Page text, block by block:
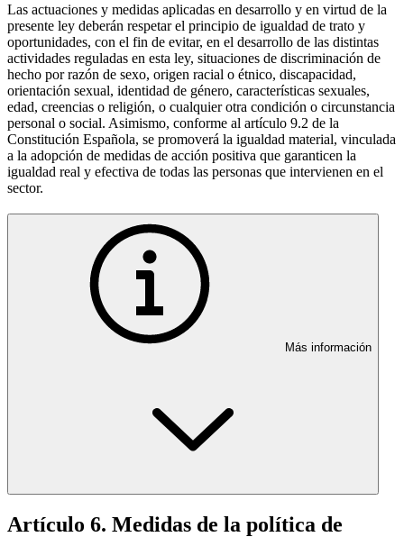
Las actuaciones y medidas aplicadas en desarrollo y en virtud de la
presente ley deberán respetar el principio de igualdad de trato y
oportunidades, con el fin de evitar, en el desarrollo de las distintas
actividades reguladas en esta ley, situaciones de discriminación de
hecho por razón de sexo, origen racial o étnico, discapacidad,
orientación sexual, identidad de género, características sexuales,
edad, creencias o religión, o cualquier otra condición o circunstancia
personal o social. Asimismo, conforme al artículo 9.2 de la
Constitución Española, se promoverá la igualdad material, vinculada
a la adopción de medidas de acción positiva que garanticen la
igualdad real y efectiva de todas las personas que intervienen en el
sector.
Más información
Artículo 6. Medidas de la política de